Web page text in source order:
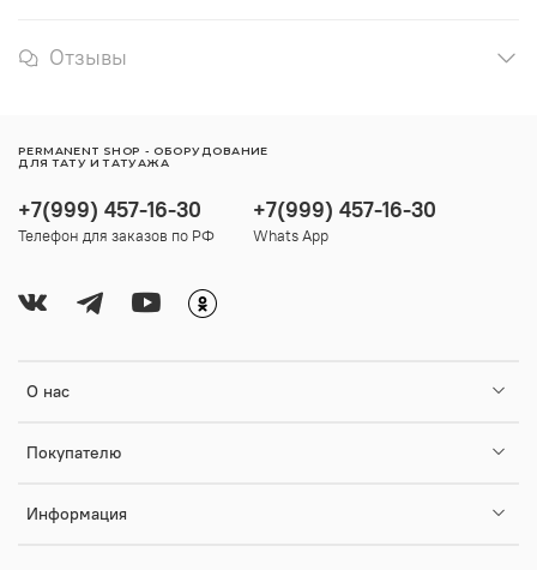
Отзывы
О нас
Покупателю
Информация
+7(999) 457-16-30
Телефон для заказов по РФ
+7(999) 457-16-30
Whats App
PERMANENT SHOP - ОБОРУДОВАНИЕ
ДЛЯ ТАТУ И ТАТУАЖА